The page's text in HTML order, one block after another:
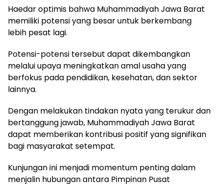
Haedar optimis bahwa Muhammadiyah Jawa Barat
memiliki potensi yang besar untuk berkembang
lebih pesat lagi.
Potensi-potensi tersebut dapat dikembangkan
melalui upaya meningkatkan amal usaha yang
berfokus pada pendidikan, kesehatan, dan sektor
lainnya.
Dengan melakukan tindakan nyata yang terukur dan
bertanggung jawab, Muhammadiyah Jawa Barat
dapat memberikan kontribusi positif yang signifikan
bagi masyarakat setempat.
Kunjungan ini menjadi momentum penting dalam
menjalin hubungan antara Pimpinan Pusat